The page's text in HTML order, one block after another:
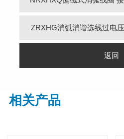
圈成套 接地变消弧
ZRXHG消弧消谐选线过电
弧消谐柜_消弧消谐过电压
返回
相关产品